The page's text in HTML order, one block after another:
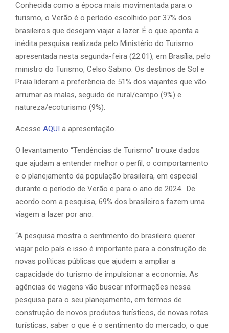
Conhecida como a época mais movimentada para o
turismo, o Verão é o período escolhido por 37% dos
brasileiros que desejam viajar a lazer. É o que aponta a
inédita pesquisa realizada pelo Ministério do Turismo
apresentada nesta segunda-feira (22.01), em Brasília, pelo
ministro do Turismo, Celso Sabino. Os destinos de Sol e
Praia lideram a preferência de 51% dos viajantes que vão
arrumar as malas, seguido de rural/campo (9%) e
natureza/ecoturismo (9%).
Acesse AQUI a apresentação.
O levantamento “Tendências de Turismo” trouxe dados
que ajudam a entender melhor o perfil, o comportamento
e o planejamento da população brasileira, em especial
durante o período de Verão e para o ano de 2024. De
acordo com a pesquisa, 69% dos brasileiros fazem uma
viagem a lazer por ano.
“A pesquisa mostra o sentimento do brasileiro querer
viajar pelo país e isso é importante para a construção de
novas políticas públicas que ajudem a ampliar a
capacidade do turismo de impulsionar a economia. As
agências de viagens vão buscar informações nessa
pesquisa para o seu planejamento, em termos de
construção de novos produtos turísticos, de novas rotas
turísticas, saber o que é o sentimento do mercado, o que